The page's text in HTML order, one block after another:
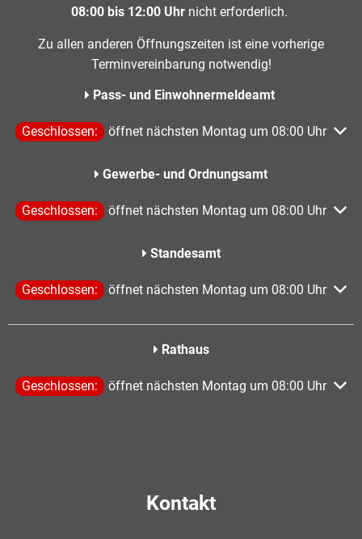
08:00 bis 12:00 Uhr nicht erforderlich.
Zu allen anderen Öffnungszeiten ist eine vorherige
Terminvereinbarung notwendig!
Pass- und Einwohnermeldeamt
Klicken, um weitere Öffnungs- oder Schließzeiten
Geschlossen: öffnet nächsten Montag um 08:00 Uhr
Gewerbe- und Ordnungsamt
Klicken, um weitere Öffnungs- oder Schließzeiten
Geschlossen: öffnet nächsten Montag um 08:00 Uhr
Standesamt
Klicken, um weitere Öffnungs- oder Schließzeiten
Geschlossen: öffnet nächsten Montag um 08:00 Uhr
Rathaus
Klicken, um weitere Öffnungs- oder Schließzeiten
Geschlossen: öffnet nächsten Montag um 08:00 Uhr
Kontakt